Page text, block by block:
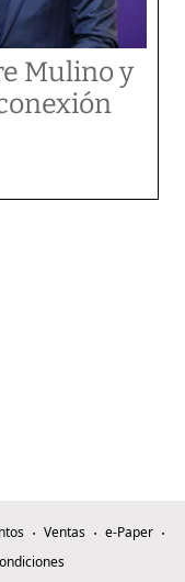
Mulino y
Ventas
e-Paper